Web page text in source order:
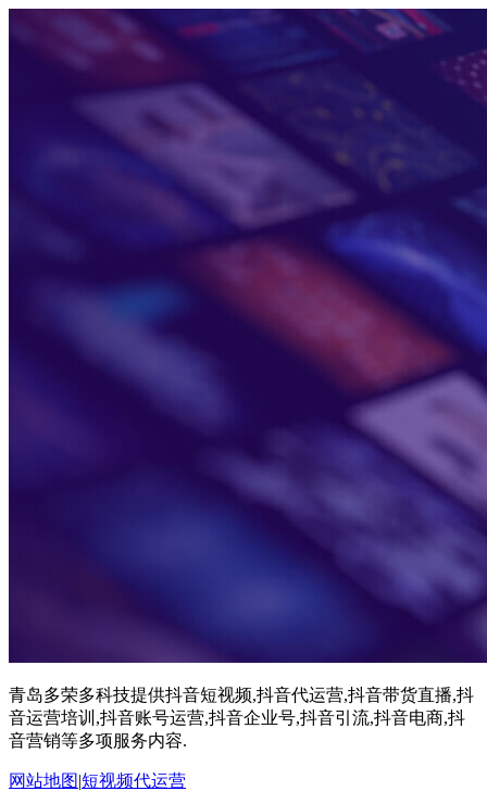
青岛多荣多科技提供抖音短视频,抖音代运营,抖音带货直播,抖
音运营培训,抖音账号运营,抖音企业号,抖音引流,抖音电商,抖
音营销等多项服务内容.
网站地图|短视频代运营